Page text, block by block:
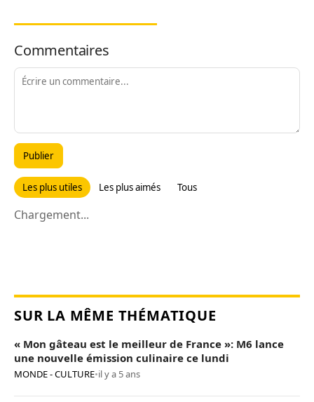
Commentaires
Publier
Les plus utiles Les plus aimés Tous
Chargement...
SUR LA MÊME THÉMATIQUE
« Mon gâteau est le meilleur de France »: M6 lance
une nouvelle émission culinaire ce lundi
MONDE - CULTURE•il y a 5 ans